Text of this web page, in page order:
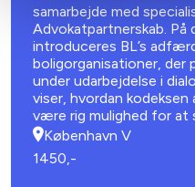
samarbejde med
Advokatpartnerskab.
introduceres BL’s
boligorganisationer,
under udarbejdelse i
viser, hvordan kodeksen
være rig mulighed for at
være plads til generel
København V
1450,-